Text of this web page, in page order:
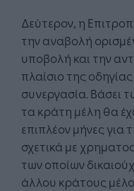
Δεύτερον, η
την αναβολή
υποβολή και την
πλαίσιο της οδηγίας
συνεργασία. Βάσει
τα κράτη μέλη θα
επιπλέον μήνες
σχετικά με
των οποίων
άλλου κράτους